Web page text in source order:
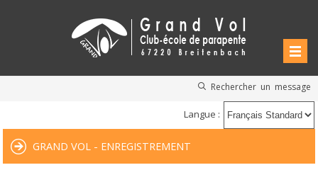
Rechercher un message
Langue :
GRAND VOL - ENREGISTREMENT